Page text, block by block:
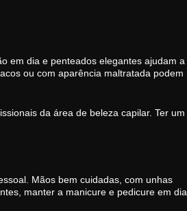
em dia e penteados elegantes ajudam a
ou com aparência maltratada podem
da área de beleza capilar. Ter um
Mãos bem cuidadas, com unhas
manter a manicure e pedicure em dia